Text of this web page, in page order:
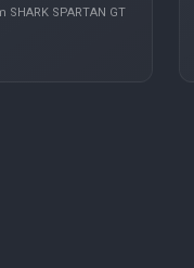
SPARTAN GT